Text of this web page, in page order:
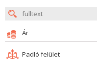
Ár
Padló felület